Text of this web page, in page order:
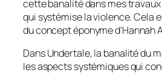
cette banalité dans mes
qui systémise la violence. Cela
du concept éponyme d’Hannah
Dans Undertale, la banalité du
les aspects systémiques qui